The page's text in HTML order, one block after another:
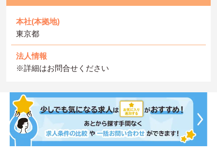
本社(本拠地)
東京都
法人情報
※詳細はお問合せください